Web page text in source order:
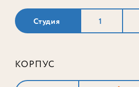
Студия 1
КОРПУС